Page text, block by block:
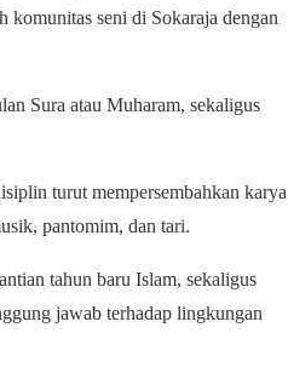
komunitas seni di Sokaraja dengan
Sura atau Muharam, sekaligus
turut mempersembahkan karya
pantomim, dan tari.
tahun baru Islam, sekaligus
jawab terhadap lingkungan